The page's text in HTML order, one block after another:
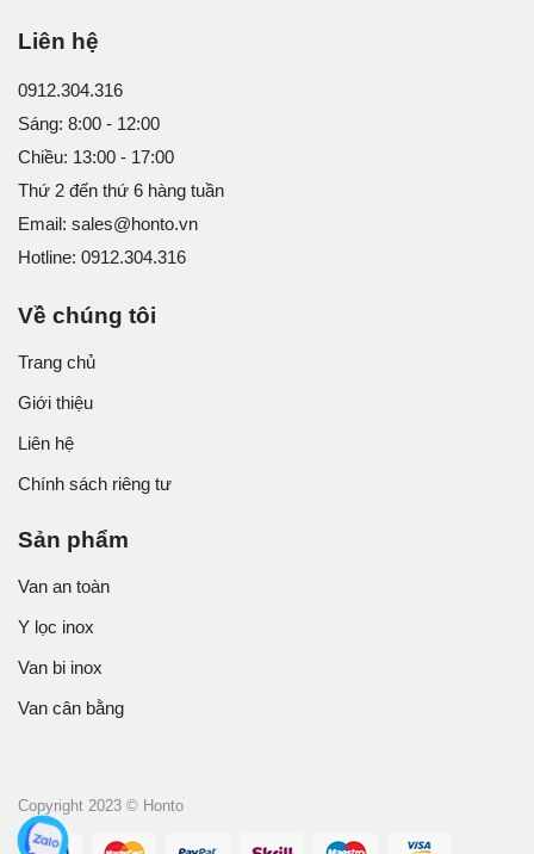
Liên hệ
0912.304.316
Sáng: 8:00 - 12:00
Chiều: 13:00 - 17:00
Thứ 2 đến thứ 6 hàng tuần
Email: sales@honto.vn
Hotline: 0912.304.316
Về chúng tôi
Trang chủ
Giới thiệu
Liên hệ
Chính sách riêng tư
Sản phẩm
Van an toàn
Y lọc inox
Van bi inox
Van cân bằng
Copyright 2023 © Honto